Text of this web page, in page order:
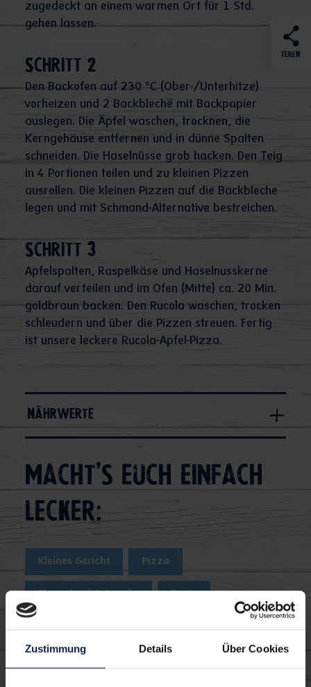
Zustimmung Details Über Cookies
TEILEN
zugedeckt an einem warmen Ort für 1 Std.
gehen lassen.
Schritt 2
Den Backofen auf 230 °C (Ober-/Unterhitze)
vorheizen und 2 Backbleche mit Backpapier
auslegen. Die Äpfel waschen, trocknen, die
Kerngehäuse entfernen und in dünne Spalten
schneiden. Die Haselnüsse grob hacken. Den Teig
in 4 Portionen teilen und zu kleinen Pizzen
ausrollen. Die kleinen Pizzen auf die Backbleche
legen und mit Schmand-Alternative bestreichen.
Schritt 3
Apfelspalten, Raspelkäse und Haselnusskerne
darauf verteilen und im Ofen (Mitte) ca. 20 Min.
goldbraun backen. Den Rucola waschen, trocken
schleudern und über die Pizzen streuen. Fertig
ist unsere leckere Rucola-Apfel-Pizza.
Nährwerte
Macht's euch einfach
lecker:
Kleines Gericht Pizza
Fingerfood & Snacks Party